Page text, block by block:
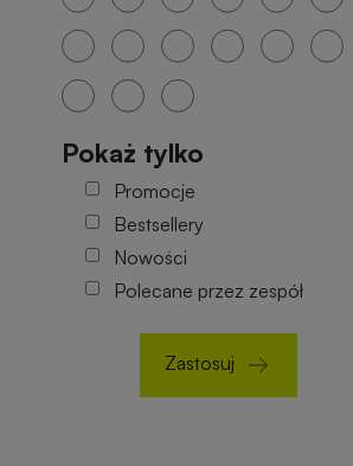
Pokaż tylko
Promocje
Bestsellery
Nowości
Polecane przez zespół
Zastosuj